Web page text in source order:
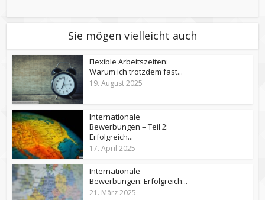
Sie mögen vielleicht auch
Flexible Arbeitszeiten:
Warum ich trotzdem fast...
19. August 2025
Internationale
Bewerbungen – Teil 2:
Erfolgreich...
17. April 2025
Internationale
Bewerbungen: Erfolgreich...
21. März 2025